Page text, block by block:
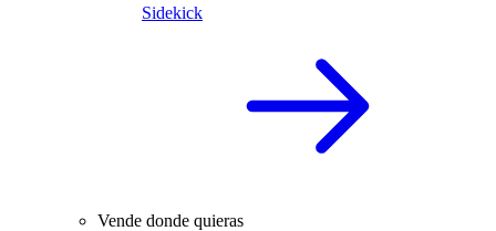
Sidekick
Vende donde quieras